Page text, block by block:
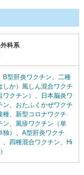
科系
B型肝炎ワクチン
二種
しか）風しん混合ワクチ
クチン）
日本脳炎ワ
ン
おたふくかぜワクチ
種
新型コロナワクチ
ン
風疹ワクチン（単
）
A型肝炎ワクチ
四種混合ワクチン
Hi